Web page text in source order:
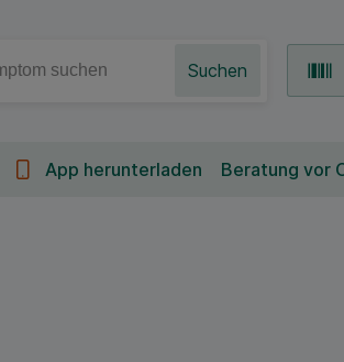
Suchen
App herunterladen Beratung vor